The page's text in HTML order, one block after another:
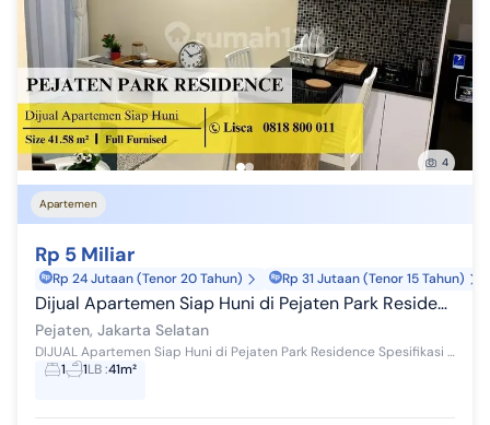
4
Apartemen
Rp 5 Miliar
Rp 24 Jutaan (Tenor 20 Tahun) Rp 31 Jutaan (Tenor 15 Tahun)
Dijual Apartemen Siap Huni di Pejaten Park Residence
Pejaten, Jakarta Selatan
DIJUAL Apartemen Siap Huni di Pejaten Park Residence Spesifikasi : Kamar Tidur 1 Kamar Mandi 1 Luas 41.58 m² Kondisi Full Furnished Kitchen S...
1
1LB:41m²